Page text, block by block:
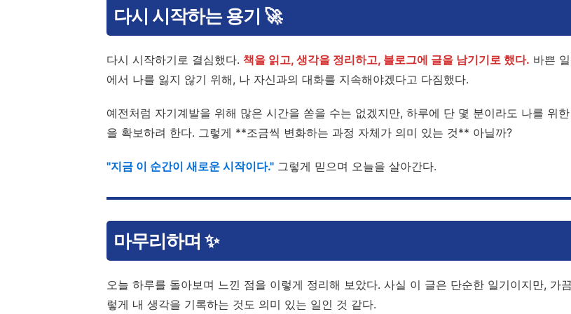
다시 시작하는 용기 🚀
다시 시작하기로 결심했다. 책을 읽고, 생각을 정리하고, 블로그에 글을 남기기로 했다. 바쁜
에서 나를 잃지 않기 위해, 나 자신과의 대화를 지속해야겠다고 다짐했다.
예전처럼 자기계발을 위해 많은 시간을 쏟을 수는 없겠지만, 하루에 단 몇 분이라도 나를 위
을 확보하려 한다. 그렇게 **조금씩 변화하는 과정 자체가 의미 있는 것** 아닐까?
"지금 이 순간이 새로운 시작이다." 그렇게 믿으며 오늘을 살아간다.
마무리하며 ✨
오늘 하루를 돌아보며 느낀 점을 이렇게 정리해 보았다. 사실 이 글은 단순한 일기이지만, 가
렇게 내 생각을 기록하는 것도 의미 있는 일인 것 같다.